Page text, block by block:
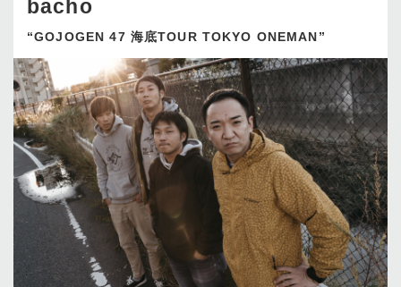
16
23
24 25 26 27 28
30
31
bacho
“GOJOGEN 47 海底TOUR TOKYO ONEMAN”